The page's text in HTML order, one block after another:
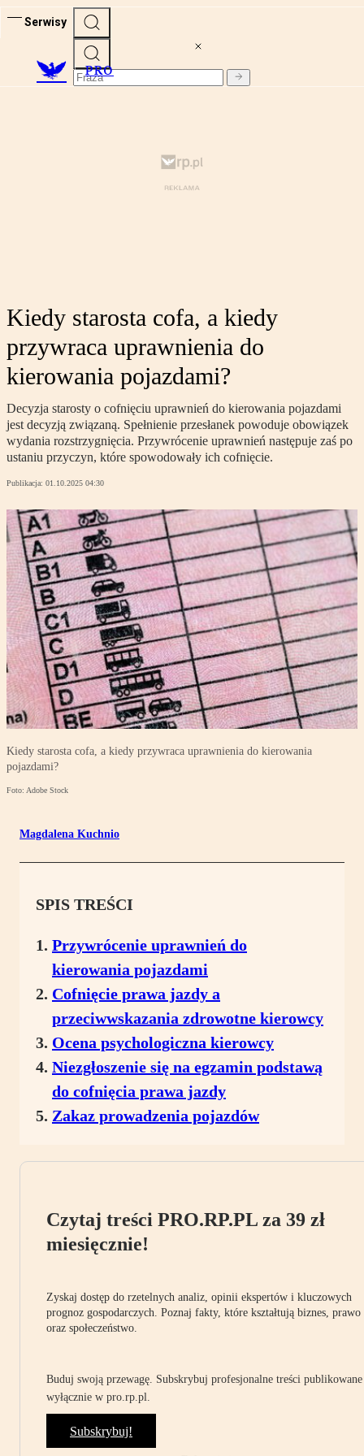
Serwisy
PRO
Kiedy starosta cofa, a kiedy
przywraca uprawnienia do
kierowania pojazdami?
Decyzja starosty o cofnięciu uprawnień do kierowania pojazdami
jest decyzją związaną. Spełnienie przesłanek powoduje obowiązek
wydania rozstrzygnięcia. Przywrócenie uprawnień następuje zaś po
ustaniu przyczyn, które spowodowały ich cofnięcie.
Publikacja: 01.10.2025 04:30
Kiedy starosta cofa, a kiedy przywraca uprawnienia do kierowania
pojazdami?
Foto: Adobe Stock
Magdalena Kuchnio
SPIS TREŚCI
Przywrócenie uprawnień do
kierowania pojazdami
Cofnięcie prawa jazdy a
przeciwwskazania zdrowotne kierowcy
Ocena psychologiczna kierowcy
Niezgłoszenie się na egzamin podstawą
do cofnięcia prawa jazdy
Zakaz prowadzenia pojazdów
Czytaj treści PRO.RP.PL za 39 zł
miesięcznie!
Zyskaj dostęp do rzetelnych analiz, opinii ekspertów i kluczowych
prognoz gospodarczych. Poznaj fakty, które kształtują biznes, prawo
oraz społeczeństwo.
Buduj swoją przewagę. Subskrybuj profesjonalne treści publikowane
wyłącznie w pro.rp.pl.
Subskrybuj!